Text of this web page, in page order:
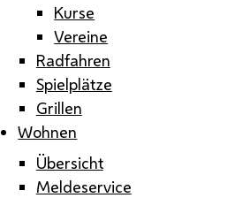
Kurse
Vereine
Radfahren
Spielplätze
Grillen
Wohnen
Übersicht
Meldeservice